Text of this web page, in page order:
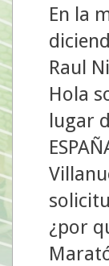
En la
Raul
Hola
lugar
¿por